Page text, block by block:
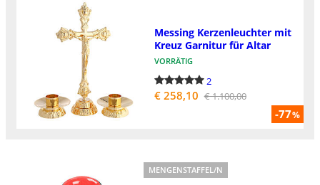
-77%
Messing Kerzenleuchter mit
Kreuz Garnitur für Altar
VORRÄTIG
2
€ 258,10 € 1.100,00
MENGENSTAFFEL/N